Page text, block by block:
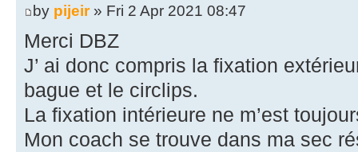
by pijeir» Fri 2 Apr 2021 08:47
Merci DBZ
J’ ai donc compris la fixation
bague et le circlips.
La fixation intérieure ne m’est
Mon coach se trouve dans ma sec